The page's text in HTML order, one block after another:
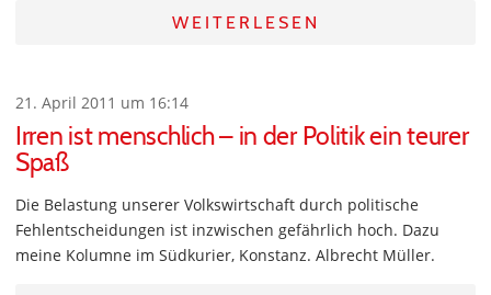
WEITERLESEN
21. April 2011 um 16:14
Irren ist menschlich – in der Politik ein teurer
Spaß
Die Belastung unserer Volkswirtschaft durch politische
Fehlentscheidungen ist inzwischen gefährlich hoch. Dazu
meine Kolumne im Südkurier, Konstanz. Albrecht Müller.